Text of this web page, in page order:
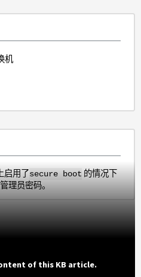
机
启用了secure boot 的情况下
理员密码。
of this KB article.